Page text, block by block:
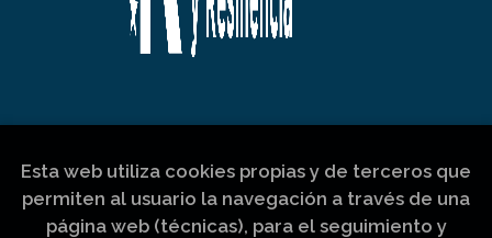
Esta web utiliza cookies propias y de terceros que
permiten al usuario la navegación a través de una
página web (técnicas), para el seguimiento y